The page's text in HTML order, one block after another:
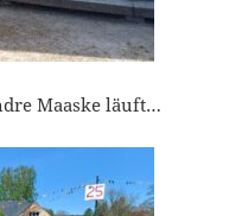
Maaske läuft…